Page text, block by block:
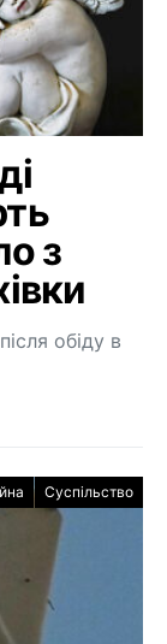
з
обіду в
Суспільство